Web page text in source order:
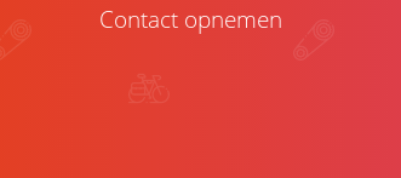
Contact opnemen